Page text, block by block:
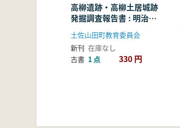
高柳遺跡・高柳土居城跡
発掘調査報告書 : 明治地
区圃場整備工事関連遺跡
発掘
土佐山田町教育委員会
新刊 在庫なし
古書 1 点 330 円